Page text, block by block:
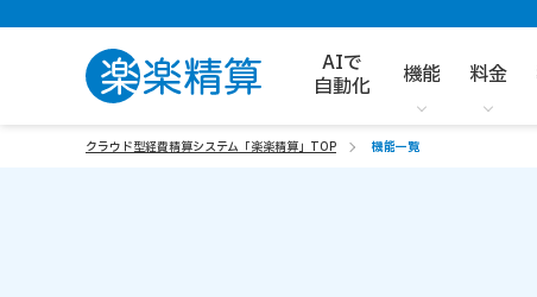
AIで
自動化
機能 料金
クラウド型経費精算システム「楽楽精算」TOP 機能一覧